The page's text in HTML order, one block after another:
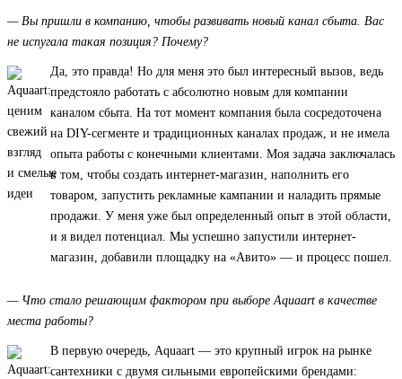
— Вы пришли в компанию, чтобы развивать новый канал сбыта. Вас
не испугала такая позиция? Почему?
Да, это правда! Но для меня это был интересный вызов, ведь
предстояло работать с абсолютно новым для компании
каналом сбыта. На тот момент компания была сосредоточена
на DIY-сегменте и традиционных каналах продаж, и не имела
опыта работы с конечными клиентами. Моя задача заключалась
в том, чтобы создать интернет-магазин, наполнить его
товаром, запустить рекламные кампании и наладить прямые
продажи. У меня уже был определенный опыт в этой области,
и я видел потенциал. Мы успешно запустили интернет-
магазин, добавили площадку на «Авито» — и процесс пошел.
— Что стало решающим фактором при выборе Aquaart в качестве
места работы?
В первую очередь, Aquaart — это крупный игрок на рынке
сантехники с двумя сильными европейскими брендами: